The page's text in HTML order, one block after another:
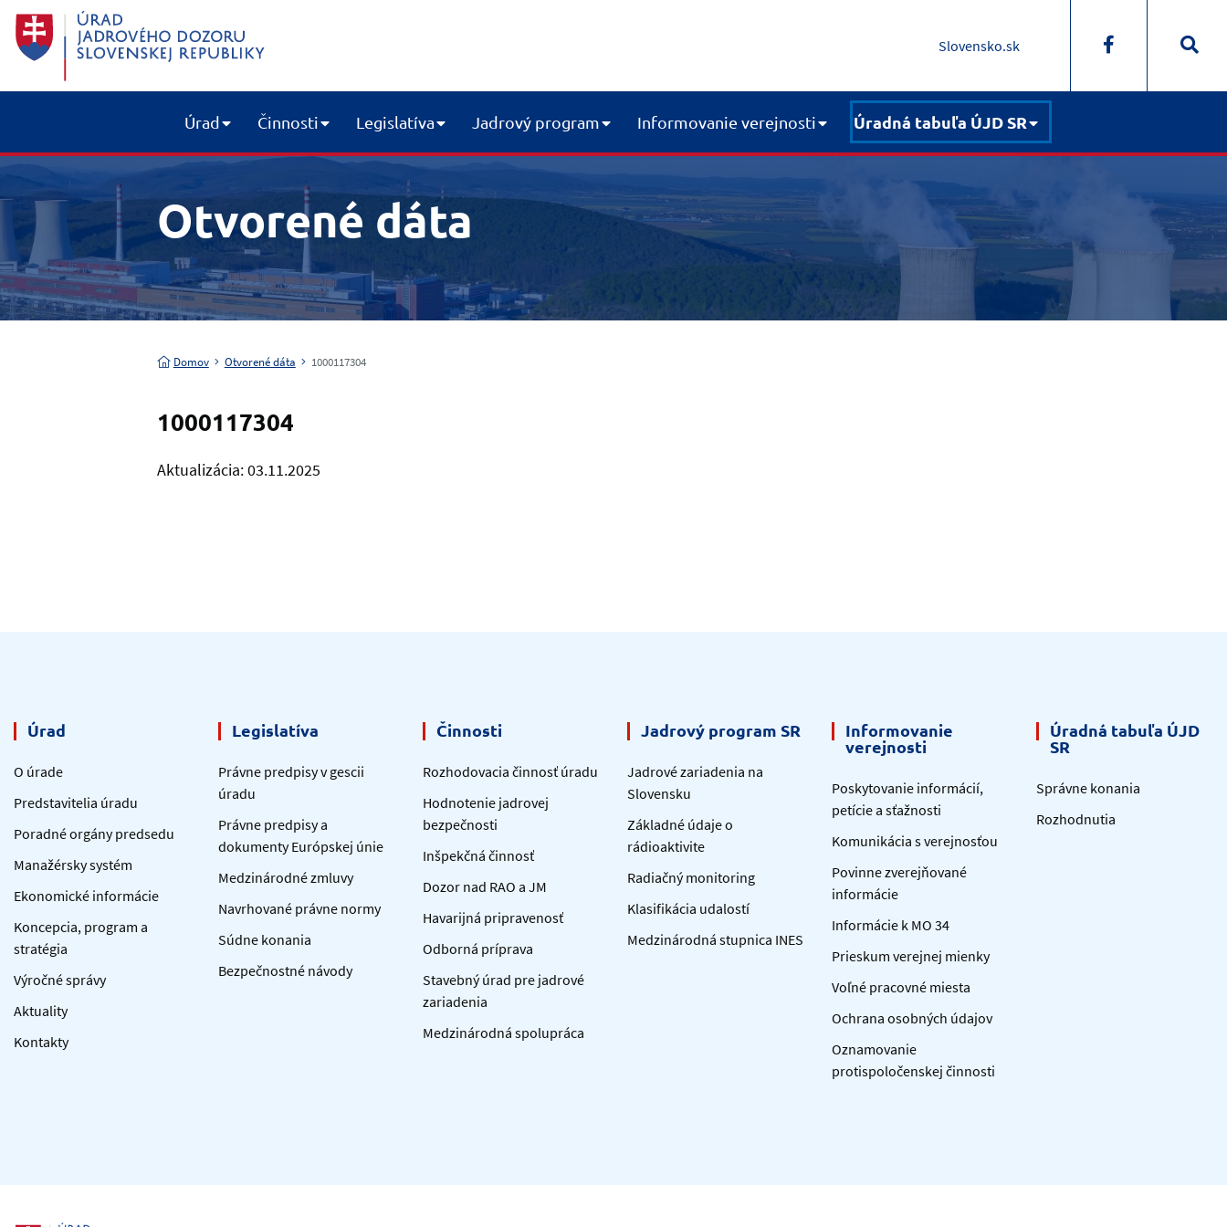
Slovensko.sk
Úrad Činnosti Legislatíva Jadrový program Informovanie verejnosti Úradná tabuľa ÚJD SR
Otvorené dáta
Domov Otvorené dáta 1000117304
1000117304
Aktualizácia: 03.11.2025
Úrad
O úrade
Predstavitelia úradu
Poradné orgány predsedu
Manažérsky systém
Ekonomické informácie
Koncepcia, program a
stratégia
Výročné správy
Aktuality
Kontakty
Legislatíva
Právne predpisy v gescii
úradu
Právne predpisy a
dokumenty Európskej únie
Medzinárodné zmluvy
Navrhované právne normy
Súdne konania
Bezpečnostné návody
Činnosti
Rozhodovacia činnosť úradu
Hodnotenie jadrovej
bezpečnosti
Inšpekčná činnosť
Dozor nad RAO a JM
Havarijná pripravenosť
Odborná príprava
Stavebný úrad pre jadrové
zariadenia
Medzinárodná spolupráca
Jadrový program SR
Jadrové zariadenia na
Slovensku
Základné údaje o
rádioaktivite
Radiačný monitoring
Klasifikácia udalostí
Medzinárodná stupnica INES
Informovanie
verejnosti
Poskytovanie informácií,
petície a sťažnosti
Komunikácia s verejnosťou
Povinne zverejňované
informácie
Informácie k MO 34
Prieskum verejnej mienky
Voľné pracovné miesta
Ochrana osobných údajov
Oznamovanie
protispoločenskej činnosti
Úradná tabuľa ÚJD
SR
Správne konania
Rozhodnutia